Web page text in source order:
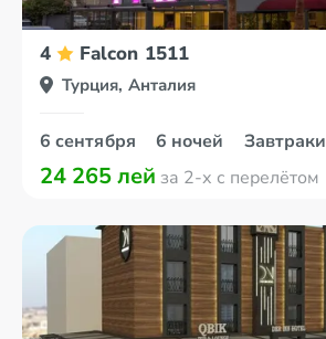
4 Falcon 1511
Турция, Анталия
6 сентября 6 ночей Завтраки
24 265 лей за 2-х с перелётом